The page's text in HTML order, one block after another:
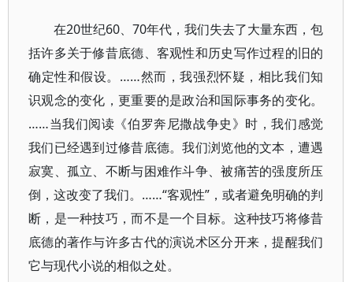
在20世纪60、70年代，我们失去了大量东西，包
括许多关于修昔底德、客观性和历史写作过程的旧的
确定性和假设。……然而，我强烈怀疑，相比我们知
识观念的变化，更重要的是政治和国际事务的变化。
……当我们阅读《伯罗奔尼撒战争史》时，我们感觉
我们已经遇到过修昔底德。我们浏览他的文本，遭遇
寂寞、孤立、不断与困难作斗争、被痛苦的强度所压
倒，这改变了我们。……“客观性”，或者避免明确的判
断，是一种技巧，而不是一个目标。这种技巧将修昔
底德的著作与许多古代的演说术区分开来，提醒我们
它与现代小说的相似之处。